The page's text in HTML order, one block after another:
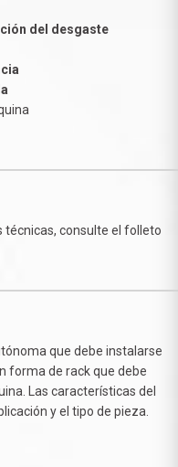
del desgaste
técnicas, consulte el folleto
que debe instalarse
forma de rack que debe
Las características del
y el tipo de pieza.